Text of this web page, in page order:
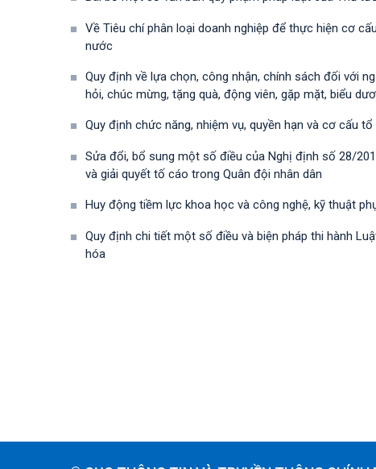
Về Tiêu chí phân loại doanh nghiệp để thực hiện cơ
nước
Quy định về lựa chọn, công nhận, chính sách đối với
hỏi, chúc mừng, tặng quà, động viên, gặp mặt, biểu
Quy định chức năng, nhiệm vụ, quyền hạn và cơ cấu
Sửa đổi, bổ sung một số điều của Nghị định số 28/
và giải quyết tố cáo trong Quân đội nhân dân
Huy động tiềm lực khoa học và công nghệ, kỹ thuật
Quy định chi tiết một số điều và biện pháp thi hành
hóa